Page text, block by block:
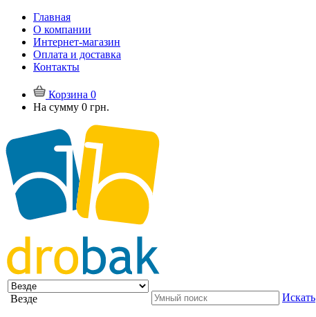
Главная
О компании
Интернет-магазин
Оплата и доставка
Контакты
Корзина 0
На сумму 0 грн.
Везде Искать